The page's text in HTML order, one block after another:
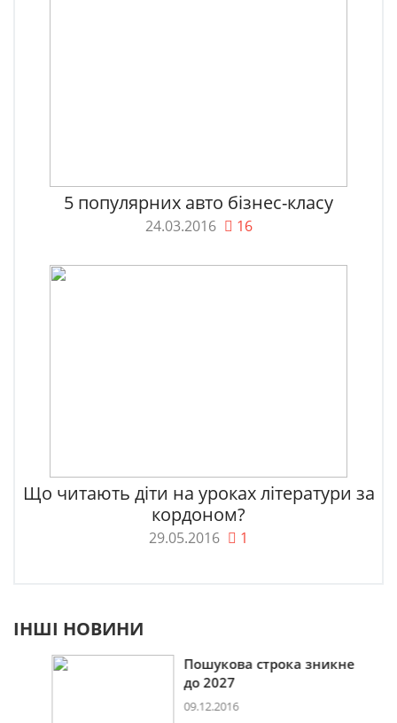
5 популярних авто бізнес-класу
24.03.2016 16
Що читають діти на уроках літератури за
кордоном?
29.05.2016 1
ІНШІ НОВИНИ
Пошукова строка зникне
до 2027
09.12.2016